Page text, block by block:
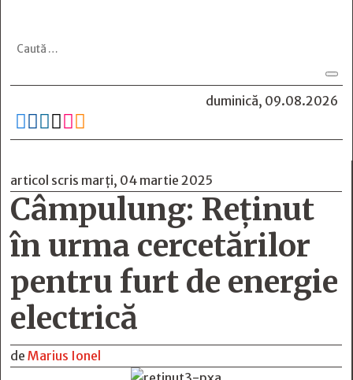
duminică, 09.08.2026
     
articol scris marți, 04 martie 2025
Câmpulung: Reținut
în urma cercetărilor
pentru furt de energie
electrică
de Marius Ionel